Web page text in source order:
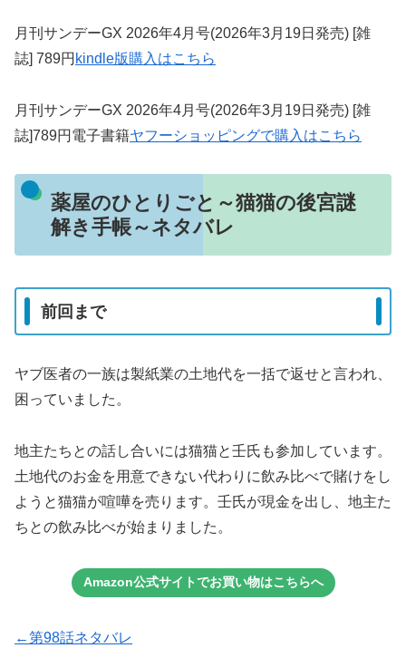
月刊サンデーGX 2026年4月号(2026年3月19日発売) [雑
誌] 789円 kindle版購入はこちら
月刊サンデーGX 2026年4月号(2026年3月19日発売) [雑
誌]789円電子書籍ヤフーショッピングで購入はこちら
薬屋のひとりごと～猫猫の後宮謎
解き手帳～ネタバレ
前回まで
ヤブ医者の一族は製紙業の土地代を一括で返せと言われ、
困っていました。
地主たちとの話し合いには猫猫と壬氏も参加しています。
土地代のお金を用意できない代わりに飲み比べで賭けをし
ようと猫猫が喧嘩を売ります。壬氏が現金を出し、地主た
ちとの飲み比べが始まりました。
Amazon公式サイトでお買い物はこちらへ
←第98話ネタバレ